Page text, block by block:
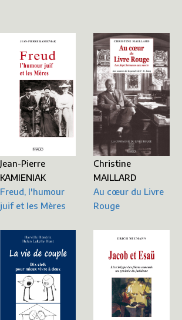
Jean-Pierre
KAMIENIAK
Freud, l'humour
juif et les Mères
Christine
MAILLARD
Au cœur du Livre
Rouge